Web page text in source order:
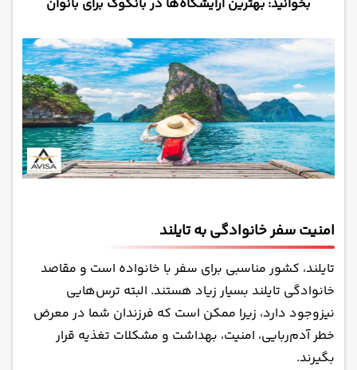
بخوانید: بهترین آرایشگاه‌ها در بانکوک برای بانوان
امنیت سفر خانوادگی به تایلند
تایلند، کشور مناسبی برای سفر با خانواده است و مقاصد
خانوادگی تایلند بسیار زیاد هستند. البته ترس‌هایی
نیزوجود دارد، زیرا ممکن است که فرزندان شما در معرض
خطر آدم‌ربایی، امنیت، بهداشت و مشکلات تغذیه قرار
بگیرند.